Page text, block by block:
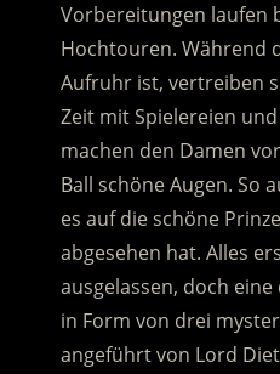
Vorbereitungen laufen
Hochtouren. Während
Aufruhr ist, vertreiben
Zeit mit Spielereien
machen den Damen
Ball schöne Augen. So
es auf die schöne
abgesehen hat. Alles
ausgelassen, doch
in Form von drei
angeführt von Lord